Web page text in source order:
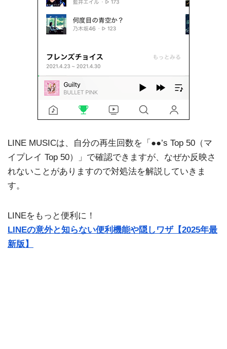
LINE MUSICは、自分の再生回数を「●●’s Top 50（マ
イプレイ Top 50）」で確認できますが、なぜか反映さ
れないことがありますので対処法を解説していきま
す。
LINEをもっと便利に！
LINEの意外と知らない便利機能や隠しワザ【2025年最
新版】